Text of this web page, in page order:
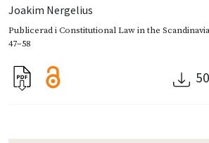
Joakim Nergelius
Publicerad iConstitutional Law in the
47–58